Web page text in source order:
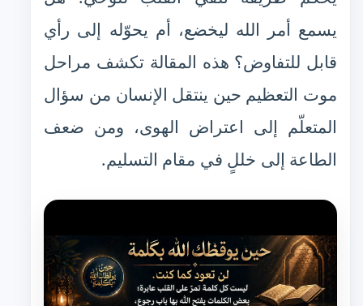
يسمع أمر الله ليخضع، أم يحوّله إلى رأي
قابل للتفاوض؟ هذه المقالة تكشف مراحل
موت التعظيم حين ينتقل الإنسان من سؤال
المتعلّم إلى اعتراض الهوى، ومن ضعف
الطاعة إلى خللٍ في مقام التسليم.